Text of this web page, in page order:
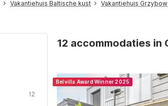
Vakantiehuis Baltische kust Vakantiehuis
12
12 accommodaties in
Belvilla Award Winner 2025